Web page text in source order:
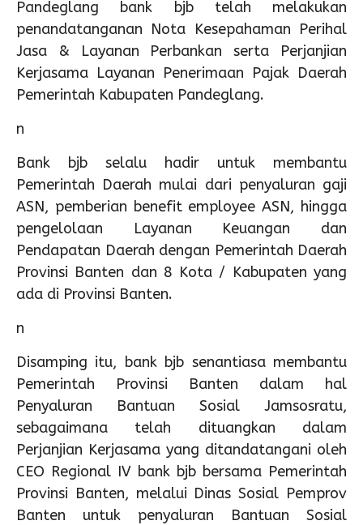
Pandeglang bank bjb telah melakukan
penandatanganan Nota Kesepahaman Perihal
Jasa & Layanan Perbankan serta Perjanjian
Kerjasama Layanan Penerimaan Pajak Daerah
Pemerintah Kabupaten Pandeglang.
n
Bank bjb selalu hadir untuk membantu
Pemerintah Daerah mulai dari penyaluran gaji
ASN, pemberian benefit employee ASN, hingga
pengelolaan Layanan Keuangan dan
Pendapatan Daerah dengan Pemerintah Daerah
Provinsi Banten dan 8 Kota / Kabupaten yang
ada di Provinsi Banten.
n
Disamping itu, bank bjb senantiasa membantu
Pemerintah Provinsi Banten dalam hal
Penyaluran Bantuan Sosial Jamsosratu,
sebagaimana telah dituangkan dalam
Perjanjian Kerjasama yang ditandatangani oleh
CEO Regional IV bank bjb bersama Pemerintah
Provinsi Banten, melalui Dinas Sosial Pemprov
Banten untuk penyaluran Bantuan Sosial